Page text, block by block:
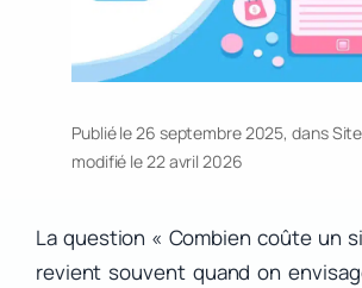
Publié le 26 septembre 2025, dans
modifié le 22 avril 2026
La question « Combien coûte un
revient souvent quand on